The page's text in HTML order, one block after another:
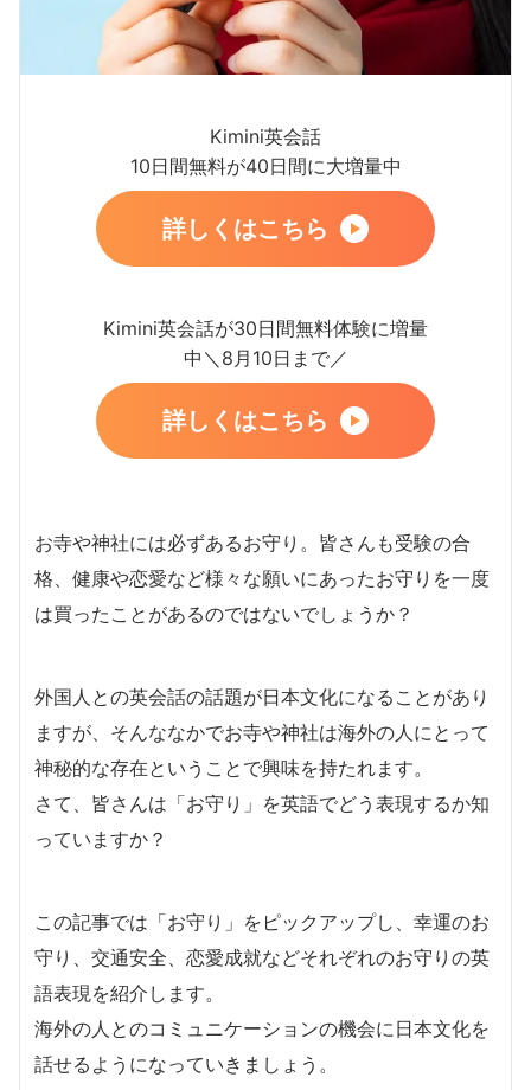
Kimini英会話
10日間無料が40日間に大増量中
詳しくはこちら
Kimini英会話が30日間無料体験に増量
中＼8月10日まで／
詳しくはこちら
お寺や神社には必ずあるお守り。皆さんも受験の合
格、健康や恋愛など様々な願いにあったお守りを一度
は買ったことがあるのではないでしょうか？
外国人との英会話の話題が日本文化になることがあり
ますが、そんななかでお寺や神社は海外の人にとって
神秘的な存在ということで興味を持たれます。
さて、皆さんは「お守り」を英語でどう表現するか知
っていますか？
この記事では「お守り」をピックアップし、幸運のお
守り、交通安全、恋愛成就などそれぞれのお守りの英
語表現を紹介します。
海外の人とのコミュニケーションの機会に日本文化を
話せるようになっていきましょう。